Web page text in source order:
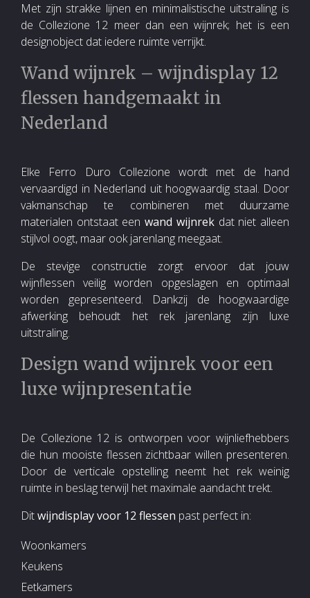
Met zijn strakke lijnen en minimalistische uitstraling is
de Collezione 12 meer dan een wijnrek; het is een
designobject dat iedere ruimte verrijkt.
Wand wijnrek – wijndisplay 12
flessen handgemaakt in
Nederland
Elke Ferro Duro Collezione wordt met de hand
vervaardigd in Nederland uit hoogwaardig staal. Door
vakmanschap te combineren met duurzame
materialen ontstaat eenwand wijnrekdat niet alleen
stijlvol oogt, maar ook jarenlang meegaat.
De stevige constructie zorgt ervoor dat jouw
wijnflessen veilig worden opgeslagen en optimaal
worden gepresenteerd. Dankzij de hoogwaardige
afwerking behoudt het rek jarenlang zijn luxe
uitstraling.
Design wand wijnrek voor een
luxe wijnpresentatie
De Collezione 12 is ontworpen voor wijnliefhebbers
die hun mooiste flessen zichtbaar willen presenteren.
Door de verticale opstelling neemt het rek weinig
ruimte in beslag terwijl het maximale aandacht trekt.
Ditwijndisplay voor 12 flessen past perfect in:
Woonkamers
Keukens
Eetkamers